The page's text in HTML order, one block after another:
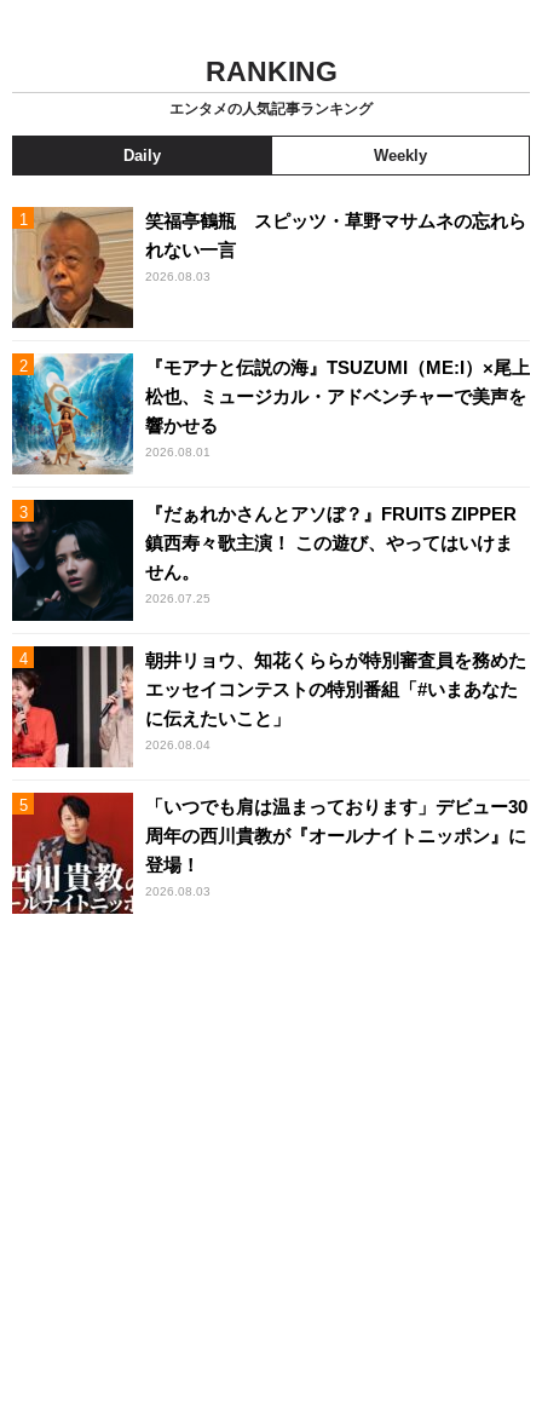
RANKING
エンタメの人気記事ランキング
Daily Weekly
笑福亭鶴瓶 スピッツ・草野マサムネの忘れら
れない一言
2026.08.03
『モアナと伝説の海』TSUZUMI（ME:I）×尾上
松也、ミュージカル・アドベンチャーで美声を
響かせる
2026.08.01
『だぁれかさんとアソぼ？』FRUITS ZIPPER
鎮西寿々歌主演！ この遊び、やってはいけま
せん。
2026.07.25
朝井リョウ、知花くららが特別審査員を務めた
エッセイコンテストの特別番組「#いまあなた
に伝えたいこと」
2026.08.04
「いつでも肩は温まっております」デビュー30
周年の西川貴教が『オールナイトニッポン』に
登場！
2026.08.03